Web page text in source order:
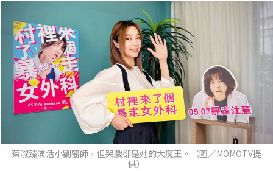
蔡淑臻演活小劉醫師，但哭戲卻是她的大魔王。（圖／MOMOTV提
供）